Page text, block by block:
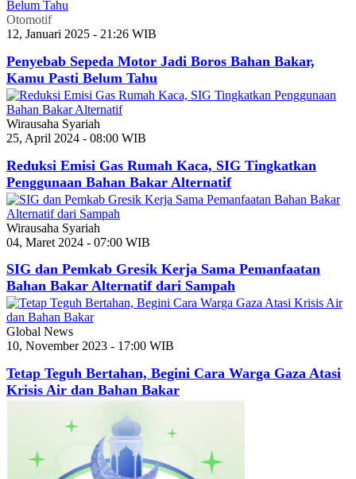
Otomotif
12, Januari 2025 - 21:26 WIB
Penyebab Sepeda Motor Jadi Boros Bahan Bakar,
Kamu Pasti Belum Tahu
Wirausaha Syariah
25, April 2024 - 08:00 WIB
Reduksi Emisi Gas Rumah Kaca, SIG Tingkatkan
Penggunaan Bahan Bakar Alternatif
Wirausaha Syariah
04, Maret 2024 - 07:00 WIB
SIG dan Pemkab Gresik Kerja Sama Pemanfaatan
Bahan Bakar Alternatif dari Sampah
Global News
10, November 2023 - 17:00 WIB
Tetap Teguh Bertahan, Begini Cara Warga Gaza Atasi
Krisis Air dan Bahan Bakar